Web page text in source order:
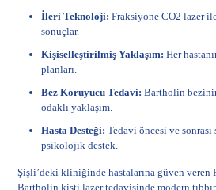
İleri Teknoloji: Fraksiyone CO2 lazer
sonuçlar.
Kişiselleştirilmiş Yaklaşım: Her
planları.
Bez Koruyucu Tedavi: Bartholin
odaklı yaklaşım.
Hasta Desteği: Tedavi öncesi ve
psikolojik destek.
Şişli’deki kliniğinde hastalarına güven veren
Bartholin kisti lazer tedavisinde modern